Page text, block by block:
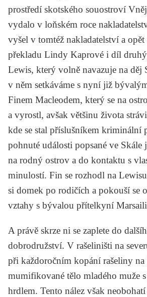
prostředí skotského souostroví
vydalo v loňském roce
vyšel v tomtéž nakladatelství a opět
překladu Lindy Kaprové i díl
Lewis, který volně navazuje na děj
v něm setkáváme s nyní již
Finem Macleodem, který se na
a vyrostl, avšak většinu života
kde se stal příslušníkem kriminální
pohnuté události popsané ve Skále
na rodný ostrov a do kontaktu s
minulostí. Fin se rozhodl na
si domek po rodičích a pokouší se
vztahy s bývalou přítelkyní
A právě skrze ni se zaplete do
dobrodružství. V rašeliništi na
při každoročním kopání rašeliny
mumifikované tělo mladého muže
hrdlem. Tento nález však